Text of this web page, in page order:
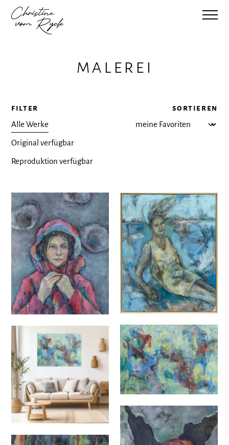
malerei
filter
Alle Werke
Original verfügbar
Reproduktion verfügbar
sortieren